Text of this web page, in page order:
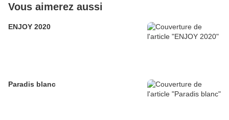
Vous aimerez aussi
ENJOY 2020
Paradis blanc